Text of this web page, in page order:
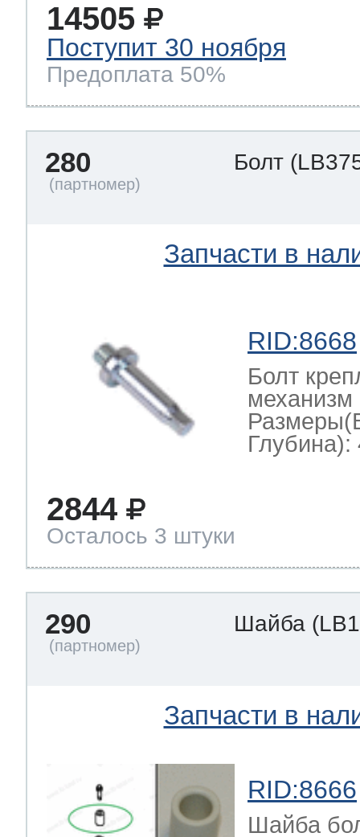
14505
Поступит 30 ноября
Предоплата 50%
280 Болт
Запчасти в
RID:8668
Болт
механизм
Глубина):
2844
Осталось 3 штуки
290 Шайба
Запчасти в
RID:8666
Шайба